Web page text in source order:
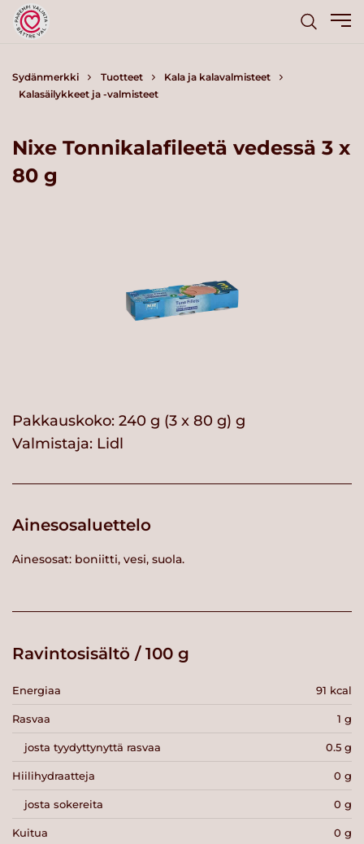
Sydänmerkki Tuotteet
Kala ja kalavalmisteet
Kalasäilykkeet ja -valmisteet
Nixe Tonnikalafileetä vedessä 3 x
80 g
Pakkauskoko: 240 g (3 x 80 g) g
Valmistaja: Lidl
Ainesosaluettelo
Ainesosat: boniitti, vesi, suola.
Ravintosisältö / 100 g
Energiaa 91 kcal
Rasvaa 1 g
josta tyydyttynyttä rasvaa 0.5 g
Hiilihydraatteja 0 g
josta sokereita 0 g
Kuitua 0 g